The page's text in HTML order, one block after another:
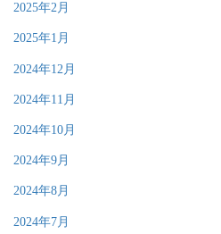
2025年2月
2025年1月
2024年12月
2024年11月
2024年10月
2024年9月
2024年8月
2024年7月